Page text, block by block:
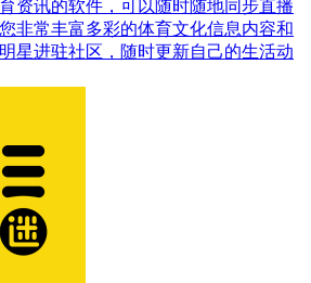
资讯的软件，可以随时随地同步直播
非常丰富多彩的体育文化信息内容和
星进驻社区，随时更新自己的生活动